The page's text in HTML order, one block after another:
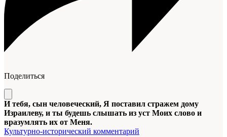
Поделиться
И тебя, сын человеческий, Я поставил стражем дому
Израилеву, и ты будешь слышать из уст Моих слово и
вразумлять их от Меня.
Культурно-исторический комментарий